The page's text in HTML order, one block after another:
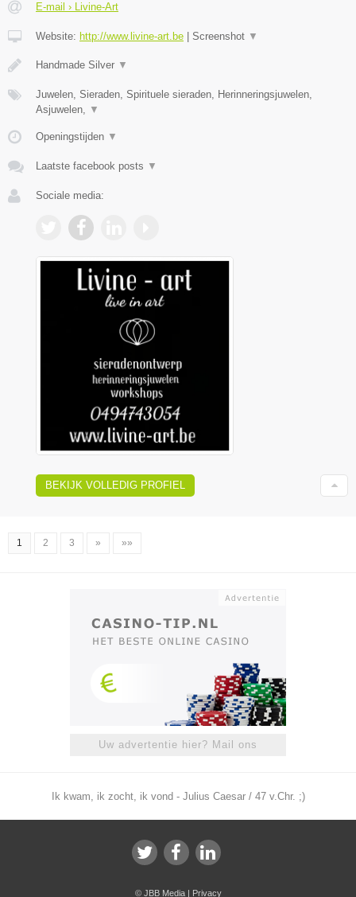
E-mail › Livine-Art
Website: http://www.livine-art.be Screenshot ▼
Handmade Silver ▼
Juwelen, Sieraden, Spirituele sieraden, Herinneringsjuwelen,
Asjuwelen, ▼
Openingstijden ▼
Laatste facebook posts ▼
Sociale media:
BEKIJK VOLLEDIG PROFIEL
1 2 3 » »»
Uw advertentie hier? Mail ons
Ik kwam, ik zocht, ik vond - Julius Caesar / 47 v.Chr. ;)
© JBB Media| Privacy